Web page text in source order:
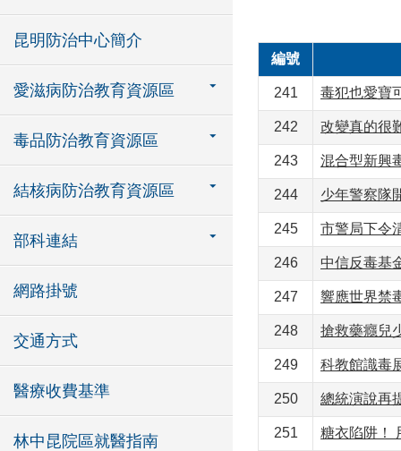
昆明防治中心簡介
愛滋病防治教育資源區
毒品防治教育資源區
結核病防治教育資源區
部科連結
網路掛號
交通方式
醫療收費基準
林中昆院區就醫指南
編號
241 毒犯也愛寶
242 改變真的很
243 混合型新興
244 少年警察隊
245 市警局下令
246 中信反毒基
247 響應世界禁
248 搶救藥癮兒
249 科教館識毒
250 總統演說再
251 糖衣陷阱！